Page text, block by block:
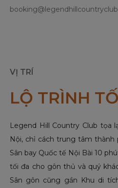
VỊ TRÍ
LỘ TRÌNH
Legend Hill Country Club tọa
Nội, chỉ cách trung tâm thành
Sân bay Quốc tế Nội Bài 10
tối đa cho gôn thủ và quý
Sân gôn cũng gần Khu di